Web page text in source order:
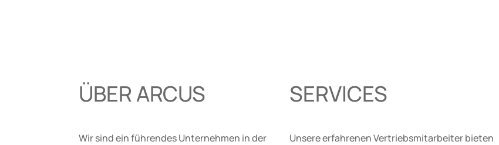
ÜBER ARCUS
Wir sind ein führendes Unternehmen in der
SERVICES
Unsere erfahrenen Vertriebsmitarbeiter bieten